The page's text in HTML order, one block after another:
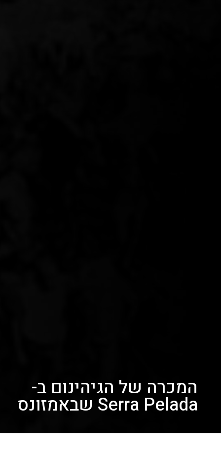
המכרה של הגיהינום ב-
Serra Pelada שבאמזונס